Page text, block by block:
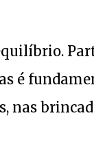
é
nas